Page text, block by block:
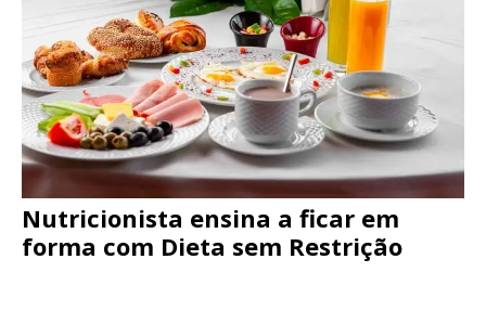
Nutricionista ensina a ficar em
forma com Dieta sem Restrição